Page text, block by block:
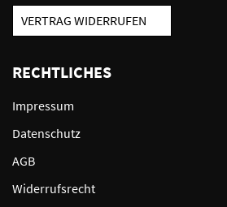
VERTRAG WIDERRUFEN
RECHTLICHES
Impressum
Datenschutz
AGB
Widerrufsrecht